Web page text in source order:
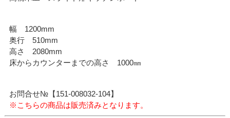
幅 1200mm
奥行 510mm
高さ 2080mm
床からカウンターまでの高さ 1000㎜
お問合せ№【151-008032-104】
※こちらの商品は販売済みとなります。